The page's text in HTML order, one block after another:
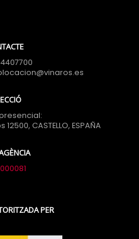
CASTELLO, ESPAÑA
PER